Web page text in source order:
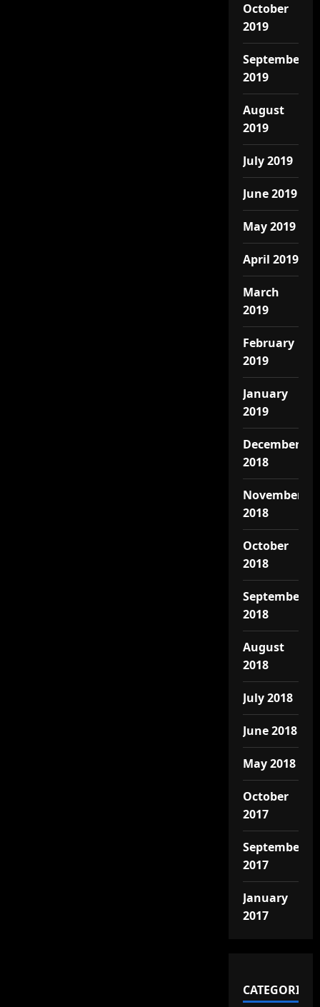
October
2019
September
2019
August
2019
July 2019
June 2019
May 2019
April 2019
March
2019
February
2019
January
2019
December
2018
November
2018
October
2018
September
2018
August
2018
July 2018
June 2018
May 2018
October
2017
September
2017
January
2017
CATEGORIES